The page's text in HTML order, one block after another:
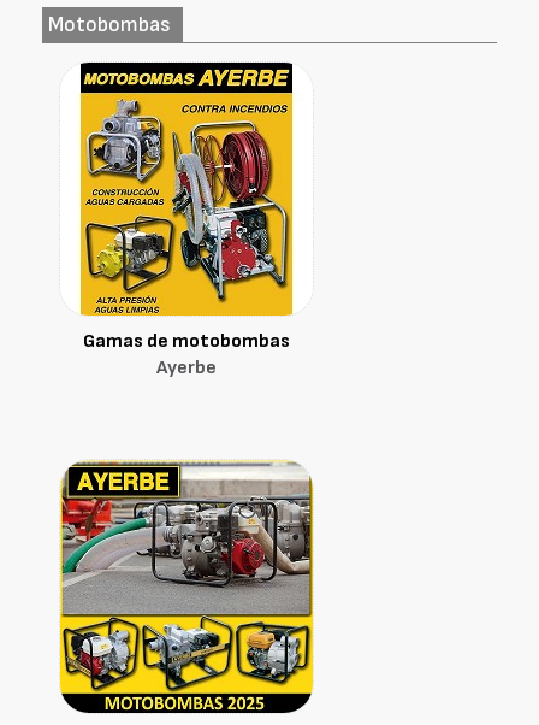
Motobombas
Gamas de motobombas
Ayerbe